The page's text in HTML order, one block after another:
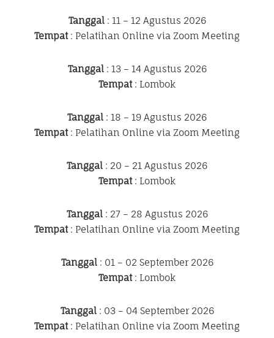
Tanggal: 11 – 12 Agustus 2026
Tempat: Pelatihan Online via Zoom Meeting
Tanggal: 13 – 14 Agustus 2026
Tempat: Lombok
Tanggal : 18 – 19 Agustus 2026
Tempat: Pelatihan Online via Zoom Meeting
Tanggal : 20 – 21 Agustus 2026
Tempat: Lombok
Tanggal: 27 – 28 Agustus 2026
Tempat: Pelatihan Online via Zoom Meeting
Tanggal: 01 – 02 September 2026
Tempat: Lombok
Tanggal: 03 – 04 September 2026
Tempat: Pelatihan Online via Zoom Meeting